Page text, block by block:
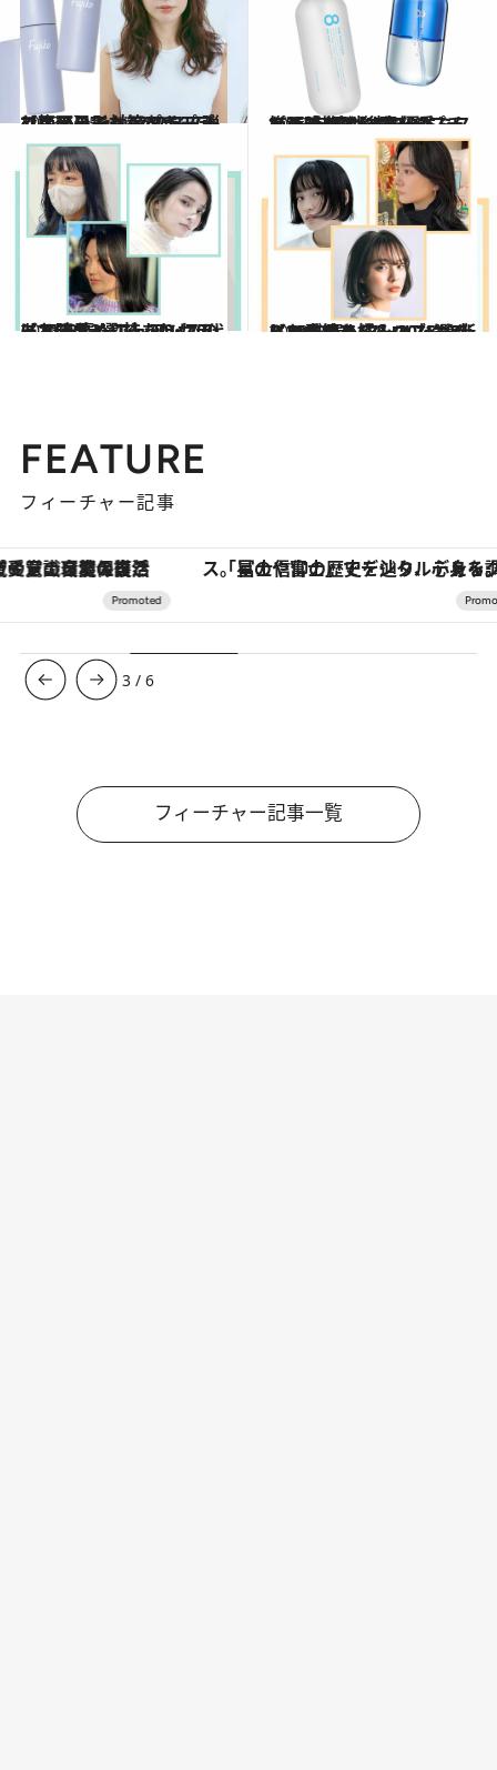
2023.6.15
【梅雨の髪対策プチプラコスメ】 Fujikoのミストで雨の日でも フワフワ弾むエアリーヘアをキープ
ビューティ＆ヘルス 2023.6.14
梅雨時期の髪悩みをプチプラでケア “ぺちゃんこ”髪を解消する優秀ミスト トップや後頭部のふんわり感をキープ
ビューティ＆ヘルス
2023.4.5
【2023春ヘア】30・40代におすすめ ニュアンスのある暗髪3選 技ありカラーでスタイリッシュに！
ビューティ＆ヘルス 2023.4.5
【2023春ヘア】30・40代におすすめ クールなボブ＆ミディアム＆ロブ5選 新しい季節を好みのスタイルで歩もう
ビューティ＆ヘルス
FEATURE
フィーチャー記事
「星のや富士」でデジタルデトックス。冨士信仰の歴史を辿り、心身を調える。 ヴァシュロン・コンスタンタ
3 /6
フィーチャー記事一覧